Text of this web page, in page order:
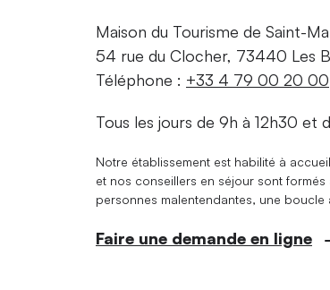
Maison du Tourisme de Saint-
54 rue du Clocher, 73440 Les
Téléphone : +33 4 79 00 20 00
Tous les jours de 9h à 12h30 et
Notre établissement est habilité à
et nos conseillers en séjour sont
personnes malentendantes, une
Faire une demande en ligne